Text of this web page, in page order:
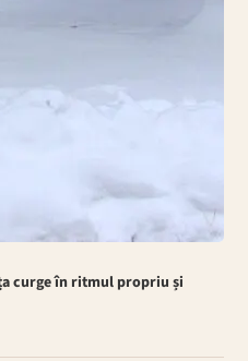
curge în ritmul propriu și